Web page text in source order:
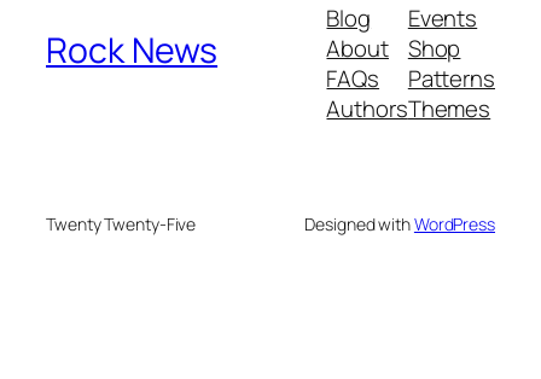
Rock News
Blog
About
FAQs
Authors
Events
Shop
Patterns
Themes
Twenty Twenty-Five Designed withWordPress